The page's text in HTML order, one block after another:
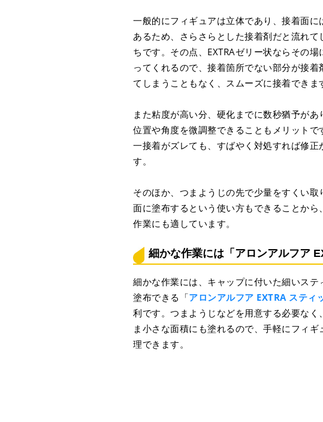
一般的にフィギュアは立体であり、接着面に
あるため、さらさらとした接着剤だと流れて
ちです。その点、EXTRAゼリー状ならその場
ってくれるので、接着箇所でない部分が接着
てしまうこともなく、スムーズに接着できま
また粘度が高い分、硬化までに数秒猶予があ
位置や角度を微調整できることもメリットで
一接着がズレても、すばやく対処すれば修正
す。
そのほか、つまようじの先で少量をすくい取
面に塗布するという使い方もできることから
作業にも適しています。
細かな作業には「アロンアルフア
細かな作業には、キャップに付いた細いステ
塗布できる「アロンアルフア EXTRA スティ
利です。つまようじなどを用意する必要なく
ま小さな面積にも塗れるので、手軽にフィギ
理できます。